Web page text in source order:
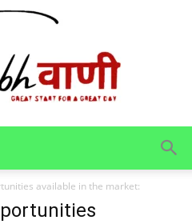
available in the market: